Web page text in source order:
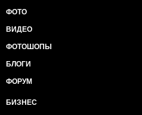
ФОТО
ВИДЕО
ФОТОШОПЫ
БЛОГИ
ФОРУМ
БИЗНЕС